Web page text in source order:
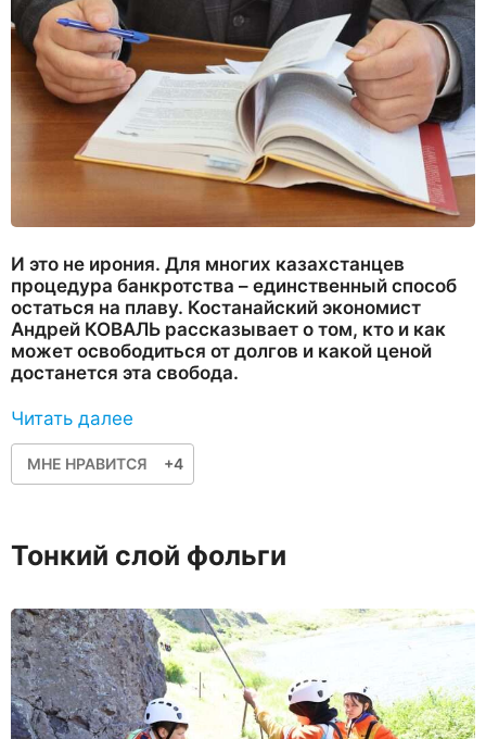
И это не ирония. Для многих казахстанцев
процедура банкротства – единственный способ
остаться на плаву. Костанайский экономист
Андрей КОВАЛЬ рассказывает о том, кто и как
может освободиться от долгов и какой ценой
достанется эта свобода.
Читать далее
МНЕ НРАВИТСЯ +4
Тонкий слой фольги